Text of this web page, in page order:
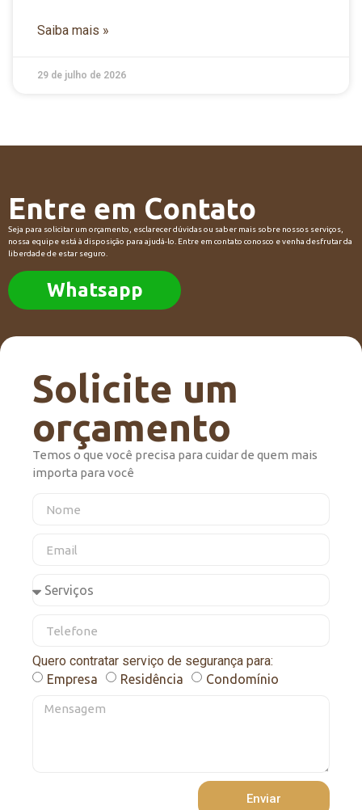
Saiba mais »
29 de julho de 2026
Entre em Contato
Seja para solicitar um orçamento, esclarecer dúvidas ou saber mais sobre nossos serviços,
nossa equipe está à disposição para ajudá-lo. Entre em contato conosco e venha desfrutar da
liberdade de estar seguro.
Whatsapp
Solicite um
orçamento
Temos o que você precisa para cuidar de quem mais
importa para você
Quero contratar serviço de segurança para:
Empresa Residência Condomínio
Enviar